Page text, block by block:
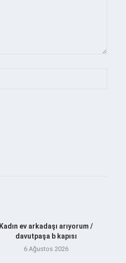
Kadın ev arkadaşı arıyorum /
davutpaşa b kapısı
6 Ağustos 2026